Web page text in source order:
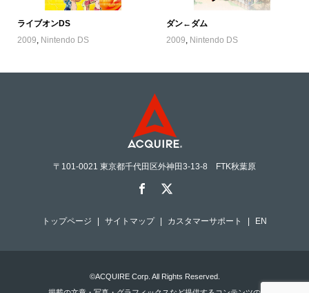
ライブオンDS
2009, Nintendo DS
ダン←ダム
2009, Nintendo DS
〒101-0021 東京都千代田区外神田3-13-8 FTK秋葉原
トップページ サイトマップ カスタマーサポート EN
©ACQUIRE Corp. All Rights Reserved.